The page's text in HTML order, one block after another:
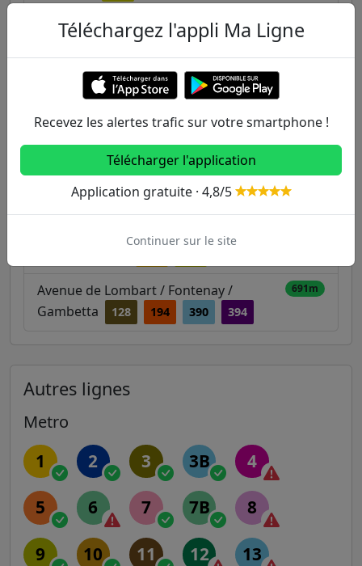
Léon Blum 390 394
406m
Clémenceau 188 390 391
Fontaine - Gueffier 391
Sceaux B 583m
Les Bas Coquarts 188 388 391 627m
Avenue de Lombart / Fontenay /
Gambetta
128 194 390 394
691m
Autres lignes
Metro
1 2 3 3B 4
5 6 7 7B 8
9 10 11 12 13
Téléchargez l'appli Ma Ligne
Recevez les alertes trafic sur votre smartphone !
Télécharger l'application
Application gratuite · 4,8/5
Continuer sur le site